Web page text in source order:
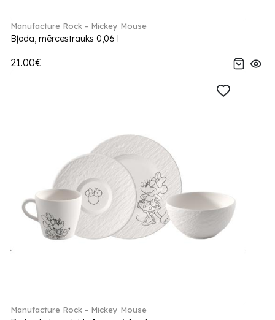
Manufacture Rock - Mickey Mouse
Bļoda, mērcestrauks 0,06 l
21.00€
Manufacture Rock - Mickey Mouse